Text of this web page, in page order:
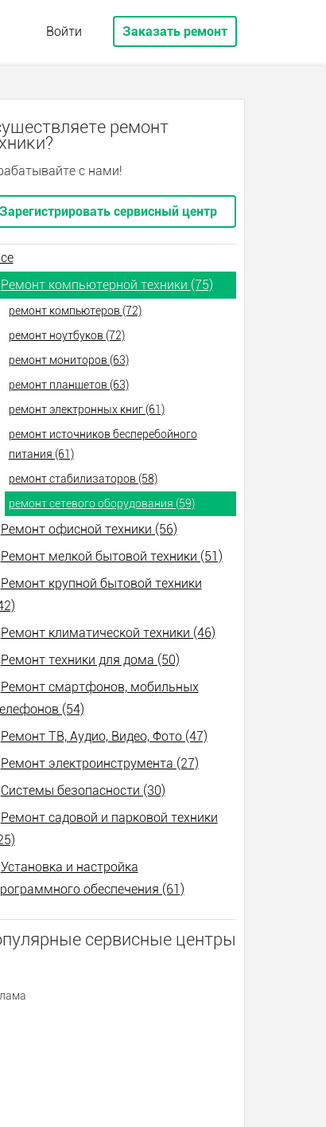
Войти Заказать ремонт
ремонт
с нами!
Зарегистрировать сервисный центр
Ремонт компьютерной техники (75)
ремонт компьютеров (72)
ремонт ноутбуков (72)
ремонт мониторов (63)
ремонт планшетов (63)
ремонт электронных книг (61)
ремонт источников бесперебойного
питания (61)
ремонт стабилизаторов (58)
ремонт сетевого оборудования (59)
Ремонт офисной техники (56)
Ремонт мелкой бытовой техники (51)
Ремонт крупной бытовой техники
Ремонт климатической техники (46)
Ремонт техники для дома (50)
Ремонт смартфонов, мобильных
(54)
Ремонт ТВ, Аудио, Видео, Фото (47)
Ремонт электроинструмента (27)
Системы безопасности (30)
Ремонт садовой и парковой техники
Установка и настройка
обеспечения (61)
сервисные центры